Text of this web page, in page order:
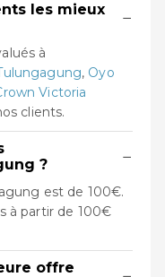
les mieux
−
à
, Oyo
Victoria
clients.
?
−
est de 100€.
à partir de 100€
offre